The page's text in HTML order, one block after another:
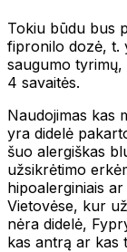
Tokiu būdu bus
fipronilo dozė, t.
saugumo
4 savaitės.
Naudojimas kas
yra didelė
šuo alergiškas
užsikrėtimo
hipoalerginiais
Vietovėse, kur
nėra didelė,
kas antrą ar kas